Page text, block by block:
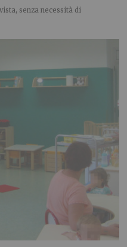
senza necessità di